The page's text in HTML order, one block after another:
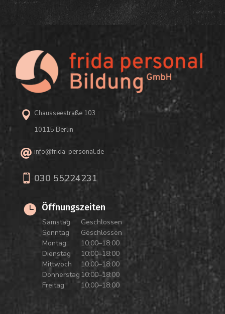
 Chausseestraße 103
10115 Berlin
 info@frida-personal.de
 030 55224231
 Öffnungszeiten
Samstag
Geschlossen
Sonntag
Geschlossen
Montag
10:00–18:00
Dienstag
10:00–18:00
Mittwoch
10:00–18:00
Donnerstag 10:00–18:00
Freitag
10:00–18:00